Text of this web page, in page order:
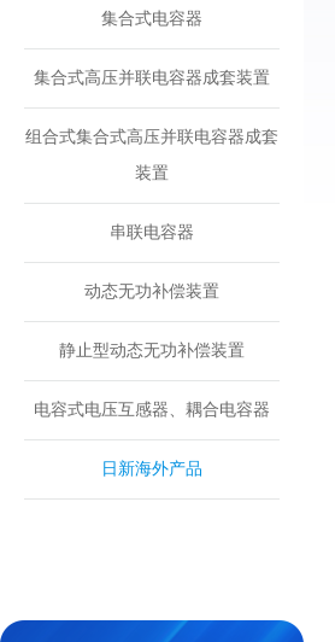
集合式电容器
集合式高压并联电容器成套装置
组合式集合式高压并联电容器成套
装置
串联电容器
动态无功补偿装置
静止型动态无功补偿装置
电容式电压互感器、耦合电容器
日新海外产品